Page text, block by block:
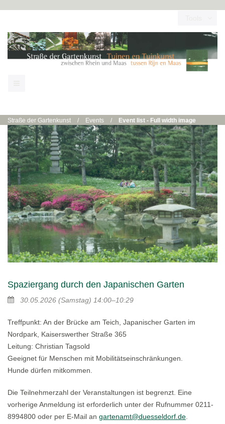
Straße der Gartenkunst / Events / Event list - Full width image
Spaziergang durch den Japanischen Garten
30.05.2026 (Samstag) 14:00–10:29
Treffpunkt: An der Brücke am Teich, Japanischer Garten im
Nordpark, Kaiserswerther Straße 365
Leitung: Christian Tagsold
Geeignet für Menschen mit Mobilitätseinschränkungen.
Hunde dürfen mitkommen.
Die Teilnehmerzahl der Veranstaltungen ist begrenzt. Eine
vorherige Anmeldung ist erforderlich unter der Rufnummer 0211-
8994800 oder per E-Mail an gartenamt@duesseldorf.de